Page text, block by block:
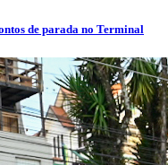
de parada no Terminal